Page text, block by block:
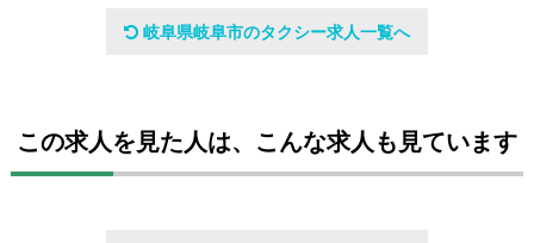
会社名
昭和27年3月24日
岐阜県岐阜市のタクシー求人一覧へ
この求人を見た人は、こんな求人も見ています